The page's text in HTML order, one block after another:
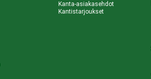
Kanta-asiakasehdot
Kantistarjoukset